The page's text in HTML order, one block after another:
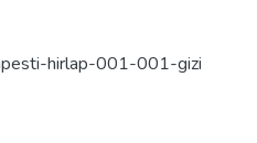
hirlap-001-001-gizi